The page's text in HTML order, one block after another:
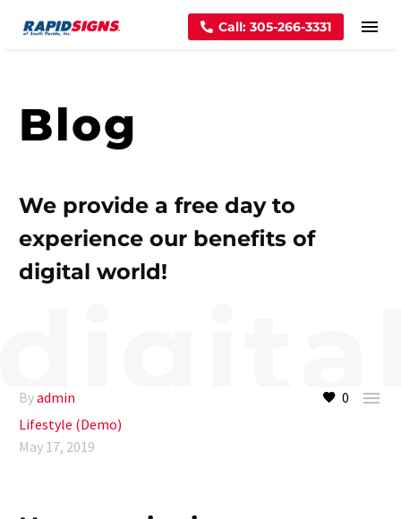
Call: 305-266-3331
Blog
We provide a free day to
experience our benefits of
digital world!
0 
Byadmin
Lifestyle (Demo)
May 17, 2019